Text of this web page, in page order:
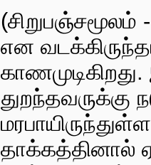
(சிறுபஞ்சமூலம்
என
தாக்கத்தினால்